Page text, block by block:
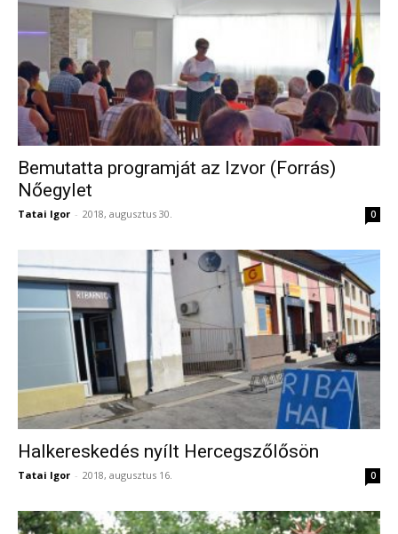
Bemutatta programját az Izvor (Forrás)
Nőegylet
Tatai Igor - 2018, augusztus 30. 0
Halkereskedés nyílt Hercegszőlősön
Tatai Igor - 2018, augusztus 16. 0